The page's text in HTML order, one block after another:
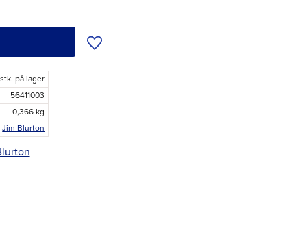
Tilføj til ønskeliste
stk. på lager
56411003
0,366 kg
Jim Blurton